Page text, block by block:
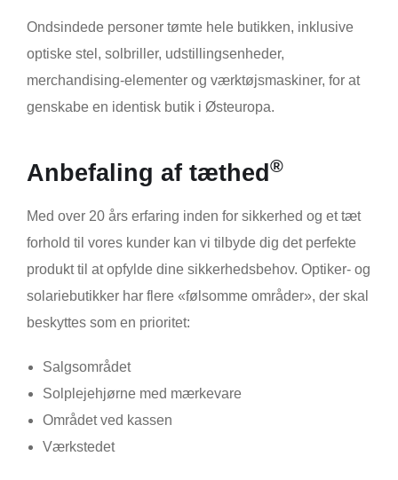
Ondsindede personer tømte hele butikken, inklusive
optiske stel, solbriller, udstillingsenheder,
merchandising-elementer og værktøjsmaskiner, for at
genskabe en identisk butik i Østeuropa.
Anbefaling af tæthed ®
Med over 20 års erfaring inden for sikkerhed og et tæt
forhold til vores kunder kan vi tilbyde dig det perfekte
produkt til at opfylde dine sikkerhedsbehov. Optiker- og
solariebutikker har flere «følsomme områder», der skal
beskyttes som en prioritet:
Salgsområdet
Solplejehjørne med mærkevare
Området ved kassen
Værkstedet